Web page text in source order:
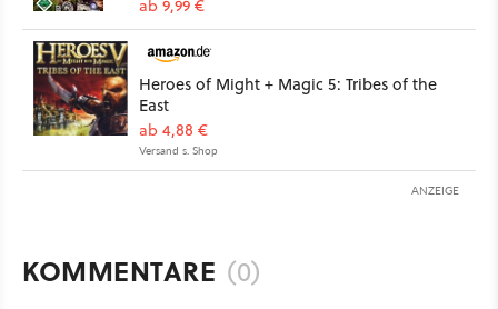
ab 9,99 €
Heroes of Might + Magic 5: Tribes of the
East
ab 4,88 €
Versand s. Shop
ANZEIGE
KOMMENTARE (0)